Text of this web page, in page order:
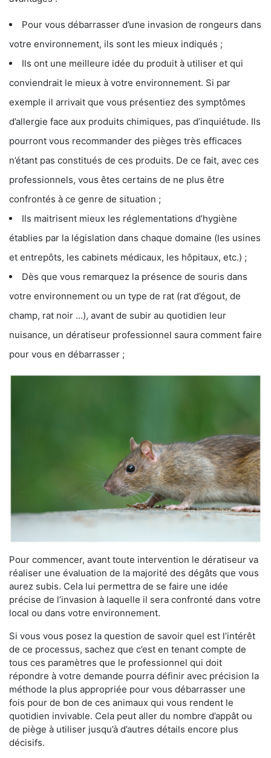
Pour vous débarrasser d’une invasion de rongeurs dans
votre environnement, ils sont les mieux indiqués ;
Ils ont une meilleure idée du produit à utiliser et qui
conviendrait le mieux à votre environnement. Si par
exemple il arrivait que vous présentiez des symptômes
d’allergie face aux produits chimiques, pas d’inquiétude. Ils
pourront vous recommander des pièges très efficaces
n’étant pas constitués de ces produits. De ce fait, avec ces
professionnels, vous êtes certains de ne plus être
confrontés à ce genre de situation ;
Ils maitrisent mieux les réglementations d’hygiène
établies par la législation dans chaque domaine (les usines
et entrepôts, les cabinets médicaux, les hôpitaux, etc.) ;
Dès que vous remarquez la présence de souris dans
votre environnement ou un type de rat (rat d’égout, de
champ, rat noir …), avant de subir au quotidien leur
nuisance, un dératiseur professionnel saura comment faire
pour vous en débarrasser ;
Pour commencer, avant toute intervention le dératiseur va
réaliser une évaluation de la majorité des dégâts que vous
aurez subis. Cela lui permettra de se faire une idée
précise de l’invasion à laquelle il sera confronté dans votre
local ou dans votre environnement.
Si vous vous posez la question de savoir quel est l’intérêt
de ce processus, sachez que c’est en tenant compte de
tous ces paramètres que le professionnel qui doit
répondre à votre demande pourra définir avec précision la
méthode la plus appropriée pour vous débarrasser une
fois pour de bon de ces animaux qui vous rendent le
quotidien invivable. Cela peut aller du nombre d’appât ou
de piège à utiliser jusqu’à d’autres détails encore plus
décisifs.